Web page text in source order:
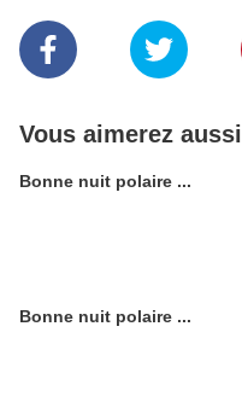
Vous aimerez aussi
Bonne nuit polaire ...
Bonne nuit polaire ...